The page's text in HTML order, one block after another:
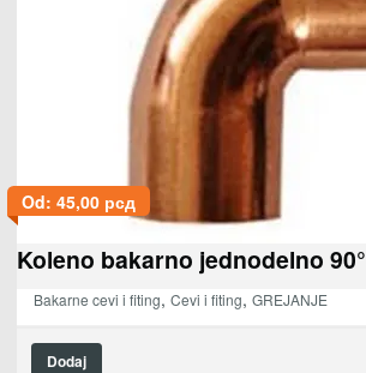
Od: 45,00 рсд
Koleno bakarno jednodelno 90°
Bakarne cevi i fiting, Cevi i fiting, GREJANJE
Dodaj